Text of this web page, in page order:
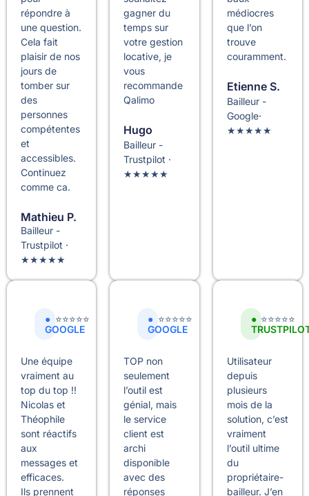
répondre à
une question.
Cela fait
plaisir de nos
jours de
tomber sur
des
personnes
compétentes
et
accessibles.
Continuez
comme ca.
Mathieu P.
Bailleur -
Trustpilot ·
★★★★★
gagner du
temps sur
votre gestion
locative, je
vous
recommande
Qalimo
Hugo
Bailleur -
Trustpilot ·
★★★★★
médiocres
que l’on
trouve
couramment.
Etienne S.
Bailleur -
Google·
★★★★★
●
GOOGLE
⭐⭐⭐⭐⭐
Une équipe
vraiment au
top du top !!
Nicolas et
Théophile
sont réactifs
aux
messages et
efficaces.
Ils prennent
●
GOOGLE
⭐⭐⭐⭐⭐
TOP non
seulement
l’outil est
génial, mais
le service
client est
archi
disponible
avec des
réponses
● ⭐⭐⭐⭐⭐
Utilisateur
depuis
plusieurs
mois de la
solution, c’est
vraiment
l’outil ultime
du
propriétaire-
bailleur. J’en